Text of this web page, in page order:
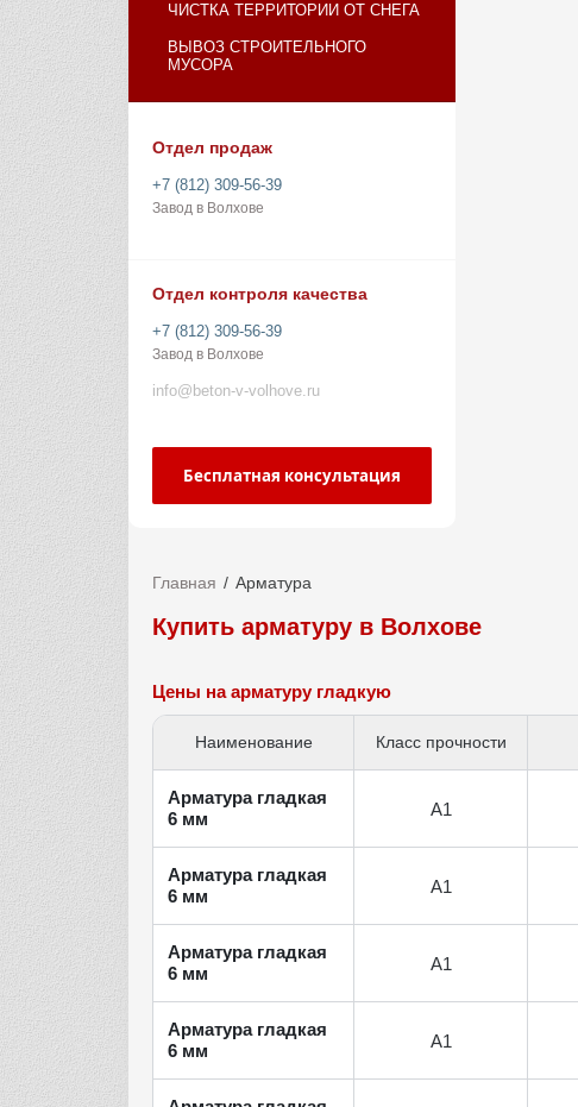
ЧИСТКА ТЕРРИТОРИИ ОТ СНЕГА
ВЫВОЗ СТРОИТЕЛЬНОГО
МУСОРА
Отдел продаж
+7 (812) 309-56-39
Завод в Волхове
Отдел контроля качества
+7 (812) 309-56-39
Завод в Волхове
info@beton-v-volhove.ru
Бесплатная консультация
Главная Арматура
Купить арматуру в Волхове
Цены на арматуру гладкую
Наименование Класс прочности
Арматура гладкая
6 мм
А1
Арматура гладкая
6 мм
А1
Арматура гладкая
6 мм
А1
Арматура гладкая
6 мм
А1